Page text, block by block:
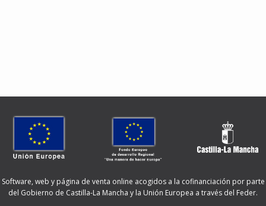
Software, web y página de venta online acogidos a la cofinanciación por parte
del Gobierno de Castilla-La Mancha y la Unión Europea a través del Feder.